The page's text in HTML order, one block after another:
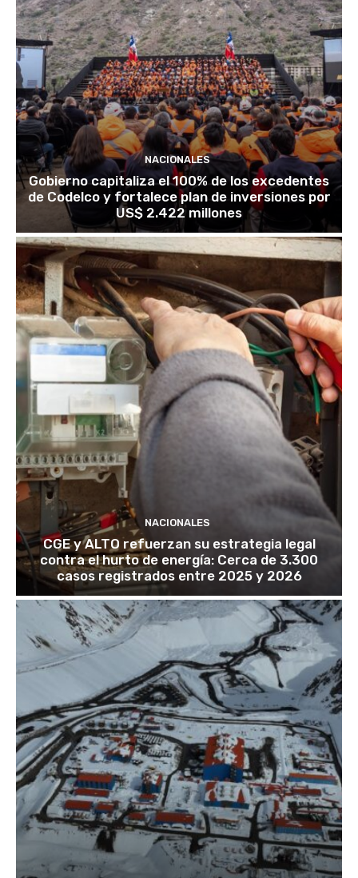
NACIONALES
Gobierno capitaliza el 100% de los excedentes
de Codelco y fortalece plan de inversiones por
US$ 2.422 millones
NACIONALES
CGE y ALTO refuerzan su estrategia legal
contra el hurto de energía: Cerca de 3.300
casos registrados entre 2025 y 2026